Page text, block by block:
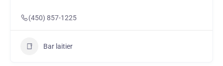
(450) 857-1225
Bar laitier